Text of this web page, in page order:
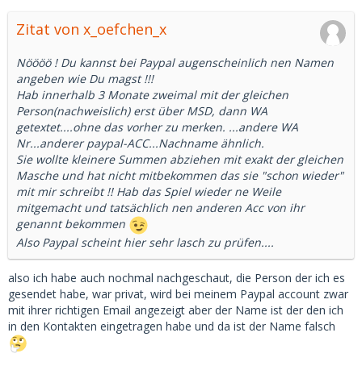
Zitat von x_oefchen_x
Nöööö ! Du kannst bei Paypal augenscheinlich nen Namen
angeben wie Du magst !!!
Hab innerhalb 3 Monate zweimal mit der gleichen
Person(nachweislich) erst über MSD, dann WA
getextet....ohne das vorher zu merken. ...andere WA
Nr...anderer paypal-ACC...Nachname ähnlich.
Sie wollte kleinere Summen abziehen mit exakt der gleichen
Masche und hat nicht mitbekommen das sie "schon wieder"
mit mir schreibt !! Hab das Spiel wieder ne Weile
mitgemacht und tatsächlich nen anderen Acc von ihr
genannt bekommen
Also Paypal scheint hier sehr lasch zu prüfen....
also ich habe auch nochmal nachgeschaut, die Person der ich es
gesendet habe, war privat, wird bei meinem Paypal account zwar
mit ihrer richtigen Email angezeigt aber der Name ist der den ich
in den Kontakten eingetragen habe und da ist der Name falsch